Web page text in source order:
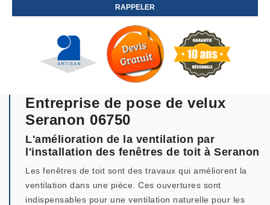
Entreprise de pose de velux
Seranon 06750
L'amélioration de la ventilation par
l'installation des fenêtres de toit à Seranon
Les fenêtres de toit sont des travaux qui améliorent la
ventilation dans une pièce. Ces ouvertures sont
indispensables pour une ventilation naturelle pour les